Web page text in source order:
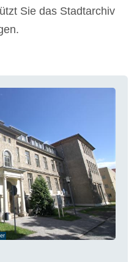
Sie das Stadtarchiv